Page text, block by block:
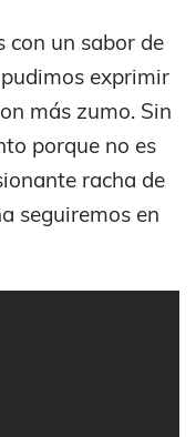
con un sabor de
exprimir
más zumo. Sin
porque no es
racha de
seguiremos en